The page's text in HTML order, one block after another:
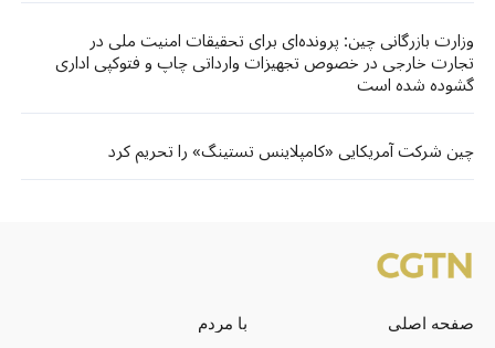
وزارت بازرگانی چین: پرونده‌ای برای تحقیقات امنیت ملی در
تجارت خارجی در خصوص تجهیزات وارداتی چاپ و فتوکپی اداری
گشوده شده است
چین شرکت آمریکایی «کامپلاینس تستینگ» را تحریم کرد
صفحه اصلی
با مردم